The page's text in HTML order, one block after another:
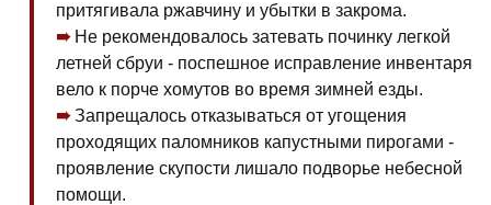
притягивала ржавчину и убытки в закрома.
Не рекомендовалось затевать починку легкой
летней сбруи - поспешное исправление инвентаря
вело к порче хомутов во время зимней езды.
Запрещалось отказываться от угощения
проходящих паломников капустными пирогами -
проявление скупости лишало подворье небесной
помощи.